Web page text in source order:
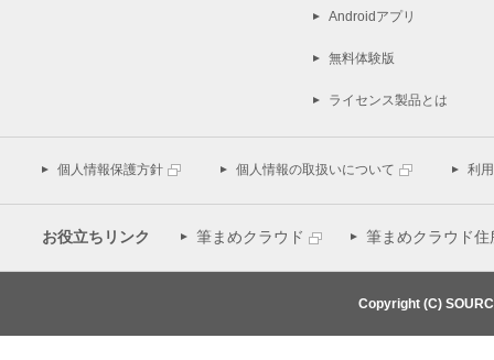
Androidアプリ
無料体験版
ライセンス製品とは
個人情報保護方針 個人情報の取扱いについて 利
お役立ちリンク 筆まめクラウド 筆まめクラウド住
Copyright (C)